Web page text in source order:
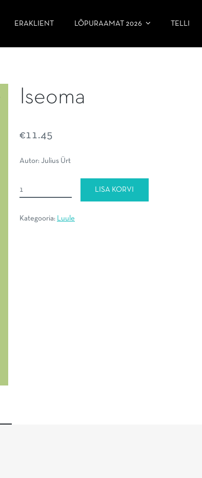
ERAKLIENT LÕPURAAMAT 2026 TELLI
Iseoma
€11.45
Autor: Julius Ürt
Iseoma
kogus
LISA KORVI
Kategooria: Luule